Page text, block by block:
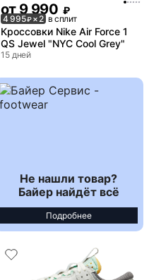
от9 990 ₽
4 995₽× 2 в сплит
Кроссовки Nike Air Force 1
QS Jewel "NYC Cool Grey"
15 дней
Не нашли товар?
Байер найдёт всё
Подробнее